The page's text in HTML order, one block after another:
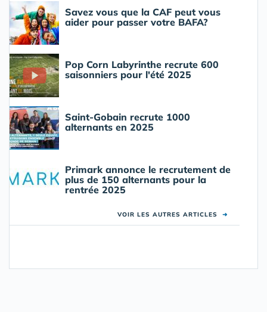
Savez vous que la CAF peut vous
aider pour passer votre BAFA?
Pop Corn Labyrinthe recrute 600
saisonniers pour l'été 2025
Saint-Gobain recrute 1000
alternants en 2025
Primark annonce le recrutement de
plus de 150 alternants pour la
rentrée 2025
VOIR LES AUTRES ARTICLES ➜